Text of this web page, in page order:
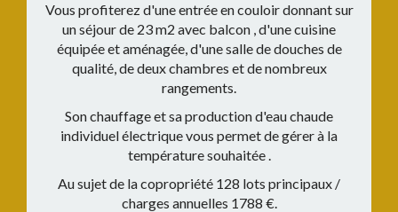
Vous profiterez d'une entrée en couloir donnant sur
un séjour de 23 m2 avec balcon , d'une cuisine
équipée et aménagée, d'une salle de douches de
qualité, de deux chambres et de nombreux
rangements.
Son chauffage et sa production d'eau chaude
individuel électrique vous permet de gérer à la
température souhaitée .
Au sujet de la copropriété 128 lots principaux /
charges annuelles 1788 €.